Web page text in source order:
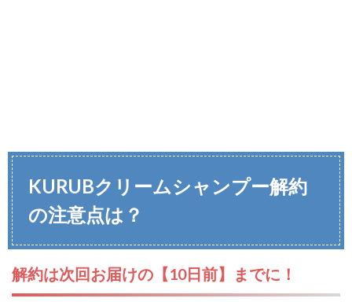
KURUBクリームシャンプー解約
の注意点は？
解約は次回お届けの【10日前】までに！